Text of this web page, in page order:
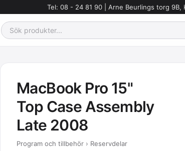
Tel: 08 - 24 81 90 | Arne Beurlings torg 9B,
MacBook Pro 15"
Top Case Assembly
Late 2008
Program och tillbehör › Reservdelar